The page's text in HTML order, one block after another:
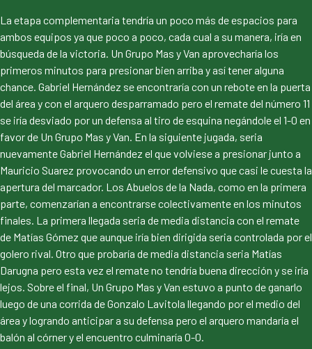
La etapa complementaria tendría un poco más de espacios para
ambos equipos ya que poco a poco, cada cual a su manera, iría en
búsqueda de la victoria. Un Grupo Mas y Van aprovecharía los
primeros minutos para presionar bien arriba y así tener alguna
chance. Gabriel Hernández se encontraría con un rebote en la puerta
del área y con el arquero desparramado pero el remate del número 11
se iría desviado por un defensa al tiro de esquina negándole el 1-0 en
favor de Un Grupo Mas y Van. En la siguiente jugada, seria
nuevamente Gabriel Hernández el que volviese a presionar junto a
Mauricio Suarez provocando un error defensivo que casi le cuesta la
apertura del marcador. Los Abuelos de la Nada, como en la primera
parte, comenzarían a encontrarse colectivamente en los minutos
finales. La primera llegada seria de media distancia con el remate
de Matías Gómez que aunque iría bien dirigida seria controlada por el
golero rival. Otro que probaría de media distancia seria Matías
Darugna pero esta vez el remate no tendría buena dirección y se iría
lejos. Sobre el final, Un Grupo Mas y Van estuvo a punto de ganarlo
luego de una corrida de Gonzalo Lavitola llegando por el medio del
área y logrando anticipar a su defensa pero el arquero mandaría el
balón al córner y el encuentro culminaría 0-0.